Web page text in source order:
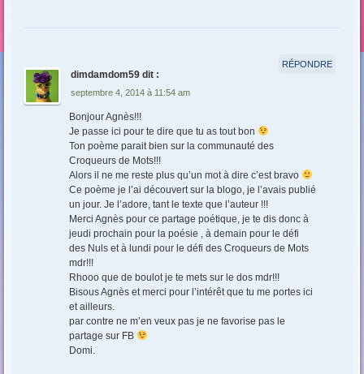
dimdamdom59 dit :
septembre 4, 2014 à 11:54 am
Bonjour Agnès!!!
Je passe ici pour te dire que tu as tout bon
Ton poème parait bien sur la communauté des
Croqueurs de Mots!!!
Alors il ne me reste plus qu’un mot à dire c’est bravo
Ce poème je l’ai découvert sur la blogo, je l’avais publié
un jour. Je l’adore, tant le texte que l’auteur !!!
Merci Agnès pour ce partage poétique, je te dis donc à
jeudi prochain pour la poésie , à demain pour le défi
des Nuls et à lundi pour le défi des Croqueurs de Mots
mdr!!!
Rhooo que de boulot je te mets sur le dos mdr!!!
Bisous Agnès et merci pour l’intérêt que tu me portes ici
et ailleurs.
par contre ne m’en veux pas je ne favorise pas le
partage sur FB
Domi.
RÉPONDRE